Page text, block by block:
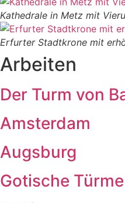
Kathedrale in Metz mit
Erfurter Stadtkrone mit
Arbeiten
Der Turm von
Amsterdam
Augsburg
Gotische Türme